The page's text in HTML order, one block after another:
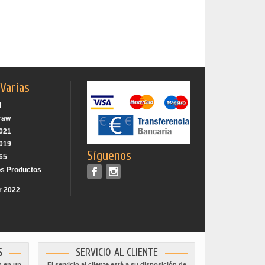
Productos
2022
Síguenos
SERVICIO AL CLIENTE